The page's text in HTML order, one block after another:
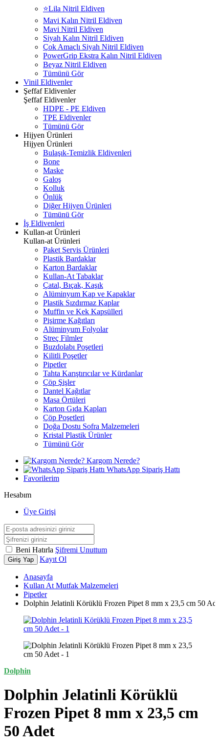
⭐Lila Nitril Eldiven
Mavi Kalın Nitril Eldiven
Mavi Nitril Eldiven
Siyah Kalın Nitril Eldiven
Çok Amaçlı Siyah Nitril Eldiven
PowerGrip Ekstra Kalın Nitril Eldiven
Beyaz Nitril Eldiven
Tümünü Gör
Vinil Eldivenler
Şeffaf Eldivenler
Şeffaf Eldivenler
HDPE - PE Eldiven
TPE Eldivenler
Tümünü Gör
Hijyen Ürünleri
Hijyen Ürünleri
Bulaşık-Temizlik Eldivenleri
Bone
Maske
Galoş
Kolluk
Önlük
Diğer Hijyen Ürünleri
Tümünü Gör
İş Eldivenleri
Kullan-at Ürünleri
Kullan-at Ürünleri
Paket Servis Ürünleri
Plastik Bardaklar
Karton Bardaklar
Kullan-At Tabaklar
Çatal, Bıçak, Kaşık
Alüminyum Kap ve Kapaklar
Plastik Sızdırmaz Kaplar
Muffin ve Kek Kapsülleri
Pişirme Kağıtları
Alüminyum Folyolar
Streç Filmler
Buzdolabı Poşetleri
Kilitli Poşetler
Pipetler
Tahta Karıştırıcılar ve Kürdanlar
Çöp Şişler
Dantel Kağıtlar
Masa Örtüleri
Karton Gıda Kapları
Çöp Poşetleri
Doğa Dostu Sofra Malzemeleri
Kristal Plastik Ürünler
Tümünü Gör
Kargom Nerede?
WhatsApp Sipariş Hattı
Favorilerim
Hesabım
Üye Girişi
Beni Hatırla Şifremi Unuttum
Giriş Yap Kayıt Ol
Anasayfa
Kullan At Mutfak Malzemeleri
Pipetler
Dolphin Jelatinli Körüklü Frozen Pipet 8 mm x 23,5 cm 50
Dolphin
Dolphin Jelatinli Körüklü
Frozen Pipet 8 mm x 23,5 cm
50 Adet